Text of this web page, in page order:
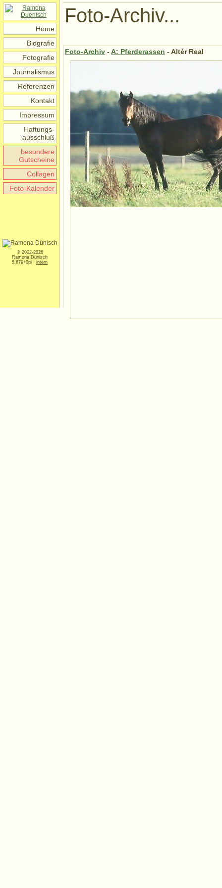
Home
Biografie
Fotografie
Journalismus
Referenzen
Kontakt
Impressum
Haftungs-
ausschluß
besondere
Gutscheine
Collagen
Foto-Kalender
© 2002-2026
Ramona Dünisch
5.679+0pi · intern
Foto-Archiv...
Foto-Archiv - A: Pferderassen - Altér Real